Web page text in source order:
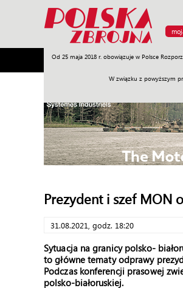
Od 25 maja 2018 r. obowiązuje w Polsce
W związku z powyższym
Armia Poligon Sprzęt Misje
Prezydent i szef MON
31.08.2021, godz. 18:20
Sytuacja na granicy polsko-
to główne tematy odprawy
Podczas konferencji prasowej
polsko-białoruskiej.